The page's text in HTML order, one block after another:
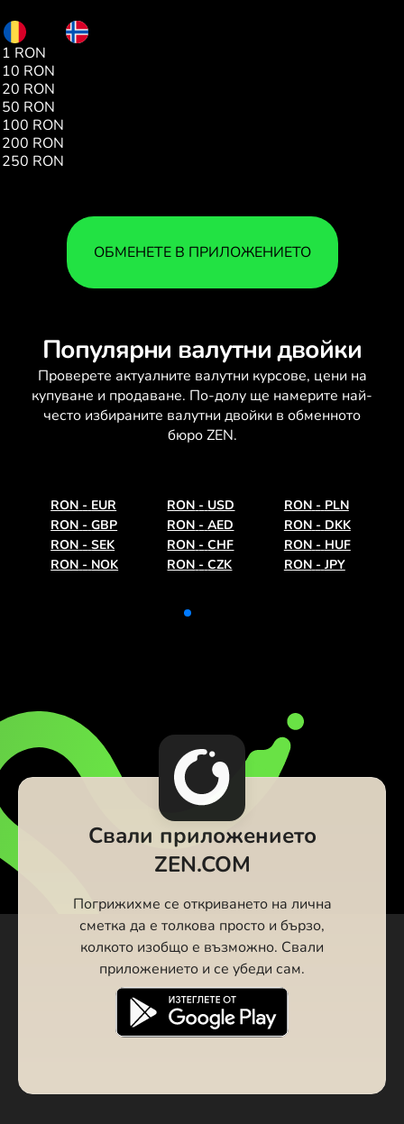
1 RON
10 RON
20 RON
50 RON
100 RON
200 RON
250 RON
ОБМЕНЕТЕ В ПРИЛОЖЕНИЕТО
Популярни валутни двойки
Проверете актуалните валутни курсове, цени на
купуване и продаване. По-долу ще намерите най-
често избираните валутни двойки в обменното
бюро ZEN.
RON - EUR RON - USD RON - PLN
RON - GBP RON - AED RON - DKK
RON - SEK RON - CHF RON - HUF
RON - NOK RON - CZK RON - JPY
Свали приложението
ZEN.COM
Погрижихме се откриването на лична
сметка да е толкова просто и бързо,
колкото изобщо е възможно. Свали
приложението и се убеди сам.